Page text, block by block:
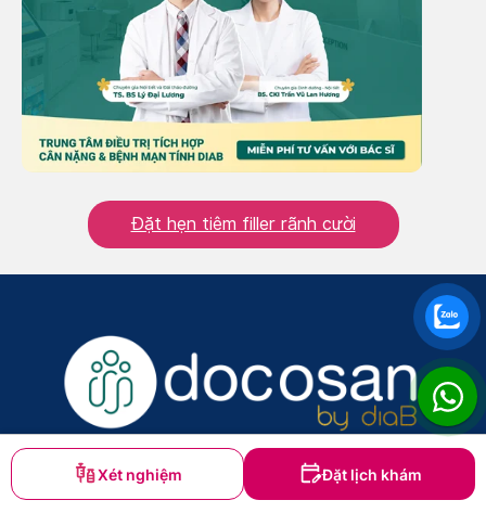
Xét nghiệm Đặt lịch khám
Đặt hẹn tiêm filler rãnh cười